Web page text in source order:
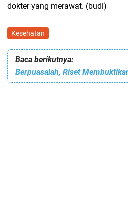
dokter yang merawat. (budi)
Kesehatan
Baca berikutnya: